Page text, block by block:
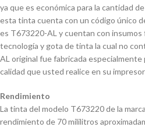
ya que es económica para la cantidad
esta tinta cuenta con un código único
es T673220-AL y cuentan con insumos
tecnología y gota de tinta la cual no
AL original fue fabricada especialmente
calidad que usted realice en su
Rendimiento
La tinta del modelo T673220 de la
rendimiento de 70 mililitros